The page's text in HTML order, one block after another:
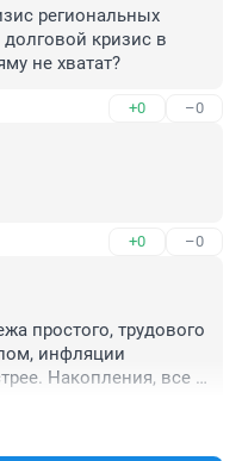
региональных
кризис в
не хватат?
+0 –0
+0 –0
простого, трудового
инфляции
Накопления, все